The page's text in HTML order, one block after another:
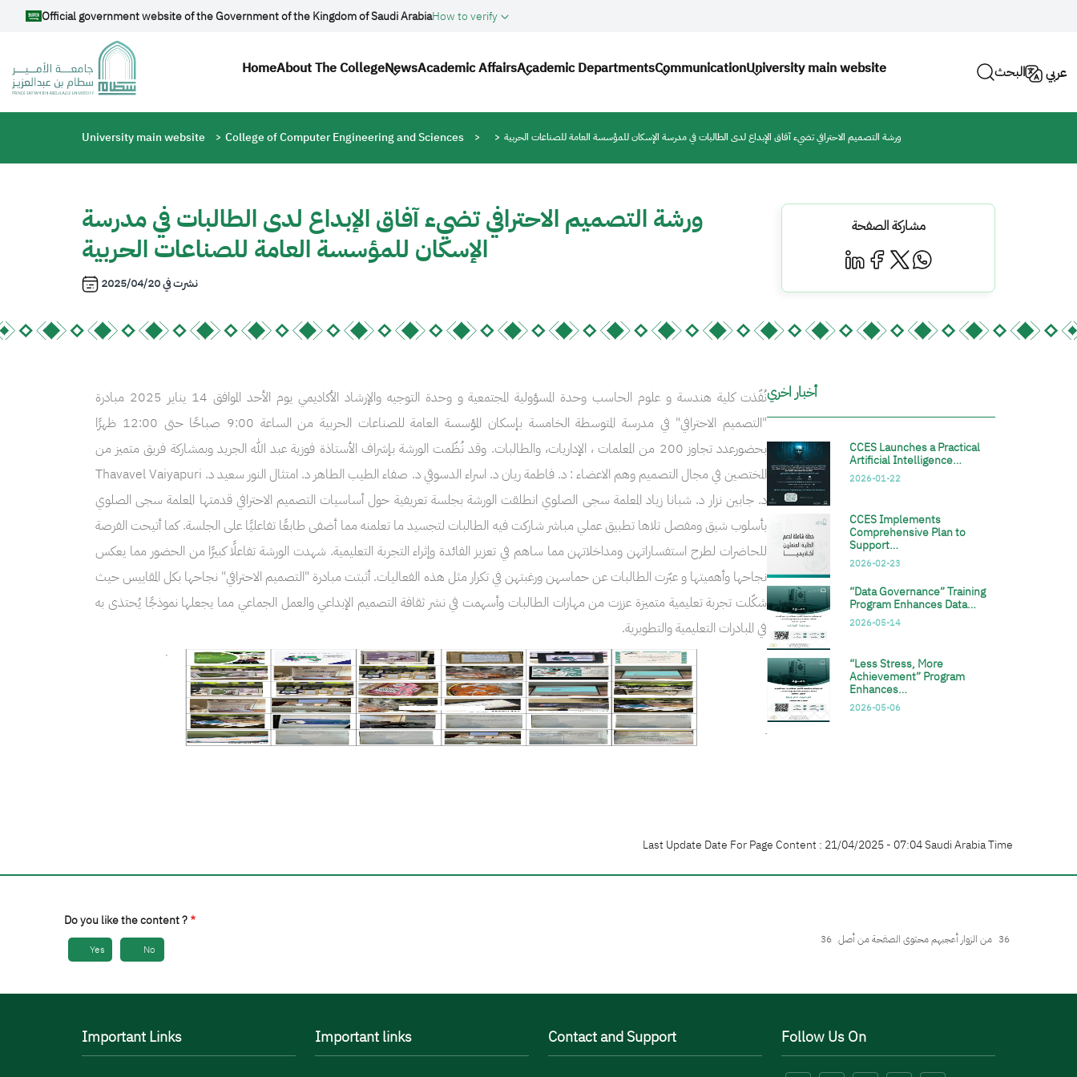
Skip to main content
Official government website of the Government of the Kingdom of Saudi ArabiaHow to verify
Main navigation
HomeAbout The CollegeNewsAcademic AffairsAcademic DepartmentsCommunicationUniversity main website البحث عربي
Breadcrumb
University main website College of Computer Engineering and Sciences ورشة التصميم الاحترافي تضيء آفاق الإبداع لدى الطالبات في مدرسة الإسكان للمؤسسة العامة للصناعات الحربية
ورشة التصميم الاحترافي تضيء آفاق الإبداع لدى الطالبات في مدرسة
الإسكان للمؤسسة العامة للصناعات الحربية
نشرت في2025/04/20
مشاركة الصفحة
نُفّذت كلية هندسة و علوم الحاسب وحدة المسؤولية المجتمعية و وحدة التوجيه والإرشاد الأكاديمي يوم الأحد الموافق 14 يناير 2025 مبادرة
"التصميم الاحترافي" في مدرسة المتوسطة الخامسة بإسكان المؤسسة العامة للصناعات الحربية من الساعة 9:00 صباحًا حتى 12:00 ظهرًا
بحضورعدد تجاوز 200 من المعلمات ، الإداريات، والطالبات. وقد نُظّمت الورشة بإشراف الأستاذة فوزية عبد الله الجريد وبمشاركة فريق متميز من
المختصين في مجال التصميم وهم الاعضاء : د. فاطمة ريان د. اسراء الدسوقي د. صفاء الطيب الطاهر د. امتثال النور سعيد د. Thavavel Vaiyapuri
د. جابين نزار د. شبانا زياد المعلمة سجى الصلوي انطلقت الورشة بجلسة تعريفية حول أساسيات التصميم الاحترافي قدمتها المعلمة سجى الصلوي
بأسلوب شيق ومفصل تلاها تطبيق عملي مباشر شاركت فيه الطالبات لتجسيد ما تعلمنه مما أضفى طابعًا تفاعليًا على الجلسة. كما أتيحت الفرصة
للحاضرات لطرح استفساراتهن ومداخلاتهن مما ساهم في تعزيز الفائدة وإثراء التجربة التعليمية. شهدت الورشة تفاعلًا كبيرًا من الحضور مما يعكس
نجاحها وأهميتها و عبّرت الطالبات عن حماسهن ورغبتهن في تكرار مثل هذه الفعاليات. أثبتت مبادرة "التصميم الاحترافي" نجاحها بكل المقاييس حيث
شكّلت تجربة تعليمية متميزة عززت من مهارات الطالبات وأسهمت في نشر ثقافة التصميم الإبداعي والعمل الجماعي مما يجعلها نموذجًا يُحتذى به
في المبادرات التعليمية والتطويرية.
الصورة
أخبار اخري
CCES Launches a Practical
Artificial Intelligence…
2026-01-22
CCES Implements
Comprehensive Plan to
Support…
2026-02-23
“Data Governance” Training
Program Enhances Data…
2026-05-14
“Less Stress, More
Achievement” Program
Enhances…
2026-05-06
Last Update Date For Page Content : 21/04/2025 - 07:04 Saudi Arabia Time
Do you like the content ?
Yes No
36 من الزوار أعجبهم محتوى الصفحة من أصل 36
Important Links Important links Contact and Support Follow Us On